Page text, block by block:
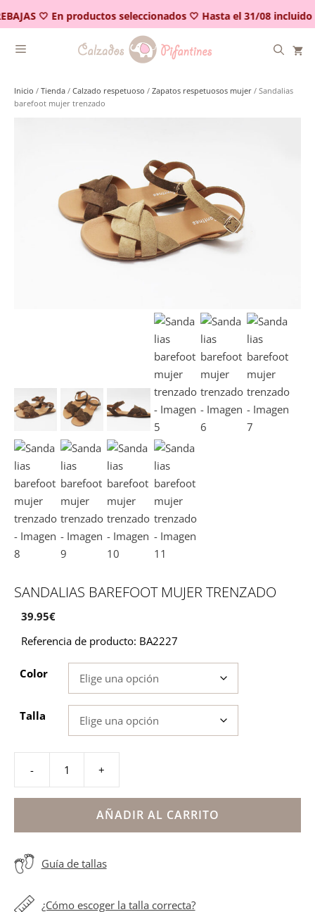
🤍 En productos seleccionados 🤍 Hasta el 31/08 incluido
al
contenido
Inicio / Tienda / Calzado respetuoso / Zapatos respetuosos mujer / Sandalias
barefoot mujer trenzado
SANDALIAS BAREFOOT MUJER TRENZADO
39.95€
Referencia de producto: BA2227
Color
Talla
-
barefoot
mujer
trenzado
+
AÑADIR AL CARRITO
Guía de tallas
¿Cómo escoger la talla correcta?